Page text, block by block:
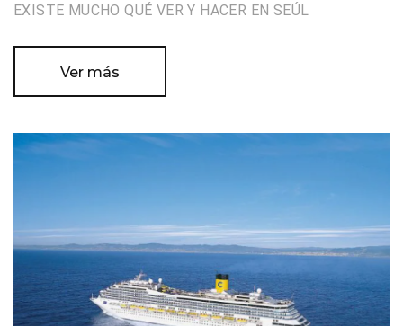
EXISTE MUCHO QUÉ VER Y HACER EN SEÚL
Ver más